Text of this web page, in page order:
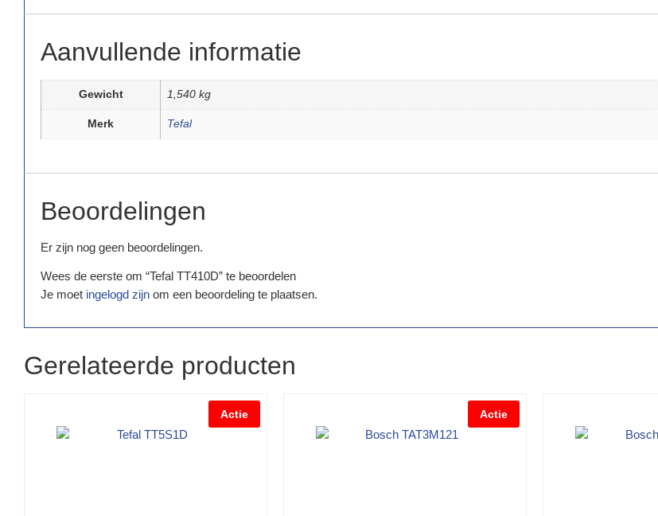
Aanvullende informatie
Gewicht 1,540 kg
Merk Tefal
Beoordelingen
Er zijn nog geen beoordelingen.
Wees de eerste om “Tefal TT410D” te beoordelen
Je moet ingelogd zijn om een beoordeling te plaatsen.
Gerelateerde producten
Actie Actie